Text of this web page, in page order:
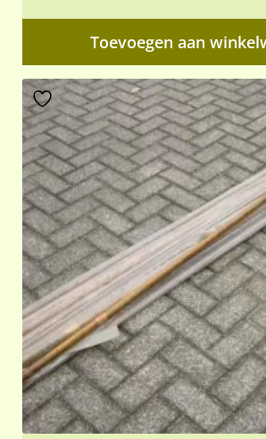
Toevoegen aan